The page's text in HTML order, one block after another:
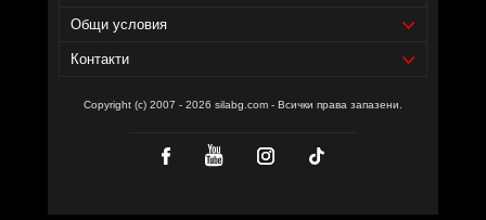
Общи условия
Контакти
Copyright (c) 2007 - 2026 silabg.com - Всички права запазени.